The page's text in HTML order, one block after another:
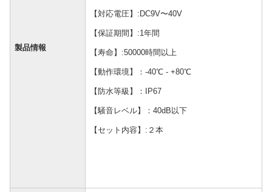
製品情報
【対応電圧】:DC9V〜40V
【保証期間】:1年間
【寿命】:50000時間以上
【動作環境】：-40℃ - +80℃
【防水等級】：IP67
【騒音レベル】：40dB以下
【セット内容】:２本